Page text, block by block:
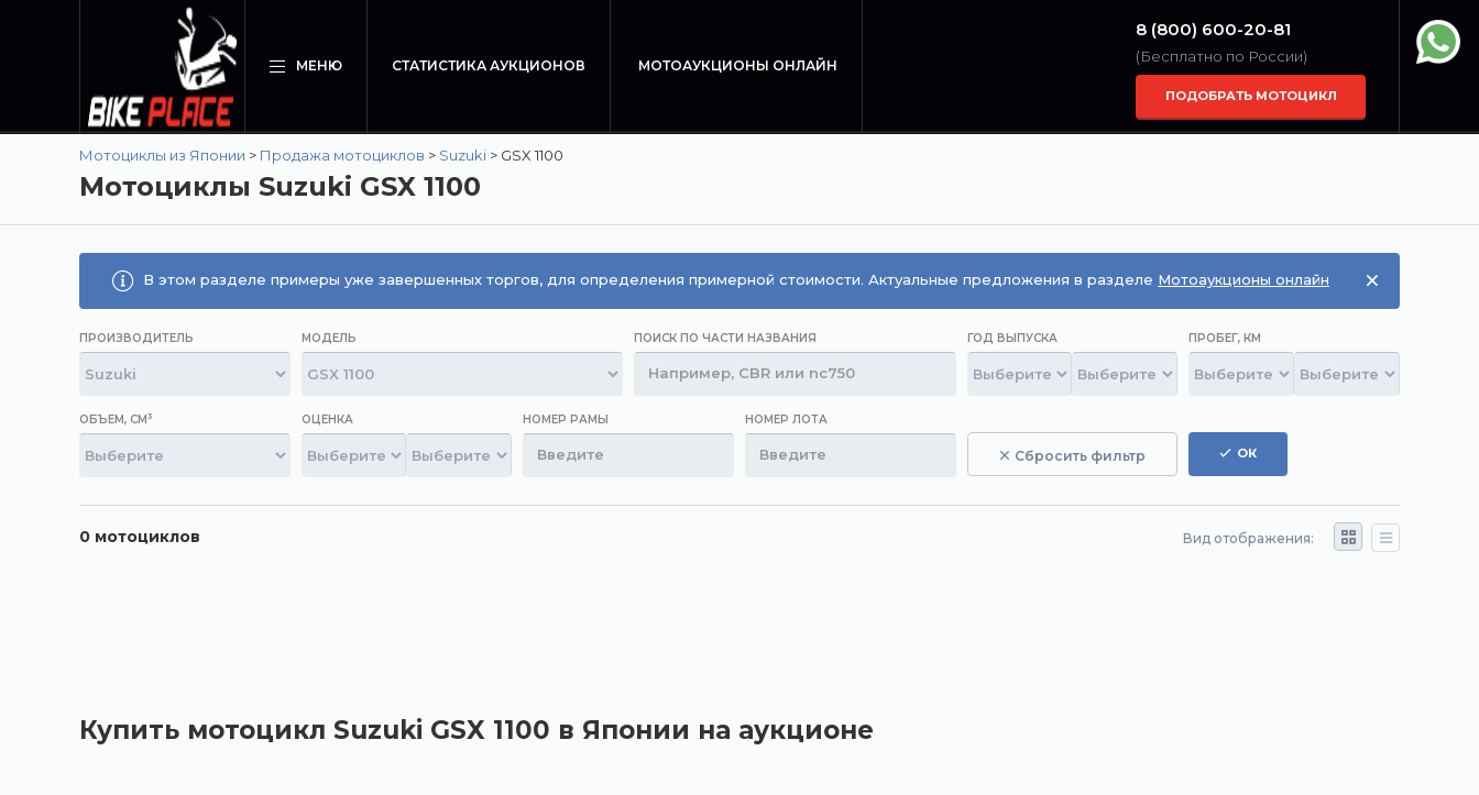
СТАТИСТИКА АУКЦИОНОВ МОТОАУКЦИОНЫ ОНЛАЙН
МЕНЮ
ПОДОБРАТЬ МОТОЦИКЛ
8 (800) 600-20-81
(Бесплатно по России)
Мотоциклы из Японии > Продажа мотоциклов > Suzuki > GSX 1100
Мотоциклы Suzuki GSX 1100
В этом разделе примеры уже завершенных торгов, для определения примерной стоимости. Актуальные предложения в разделе Мотоаукционы онлайн
ПРОИЗВОДИТЕЛЬ МОДЕЛЬ ПОИСК ПО ЧАСТИ НАЗВАНИЯ ГОД ВЫПУСКА ПРОБЕГ, КМ
ОБЪЕМ, СМ3 ОЦЕНКА НОМЕР РАМЫ НОМЕР ЛОТА
Сбросить фильтр ОК
0 мотоциклов Вид отображения:
Купить мотоцикл Suzuki GSX 1100 в Японии на аукционе